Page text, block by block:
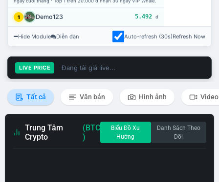
1 Demo123 5.492 đ
Hide Module Diễn đàn Auto-refresh (30s)Refresh Now
LIVE PRICE Đang tải giá live...
Tất cả Văn bản Hình ảnh Video
Trung Tâm
Crypto
(BTC
)
Biểu Đồ Xu
Hướng
Danh Sách Theo
Dõi